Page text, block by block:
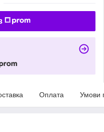
Оплата Умови